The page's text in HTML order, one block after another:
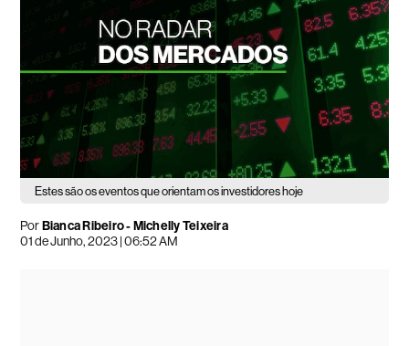
Estes são os eventos que orientam os investidores hoje
PorBianca Ribeiro -Michelly Teixeira
01 de Junho, 2023 | 06:52 AM